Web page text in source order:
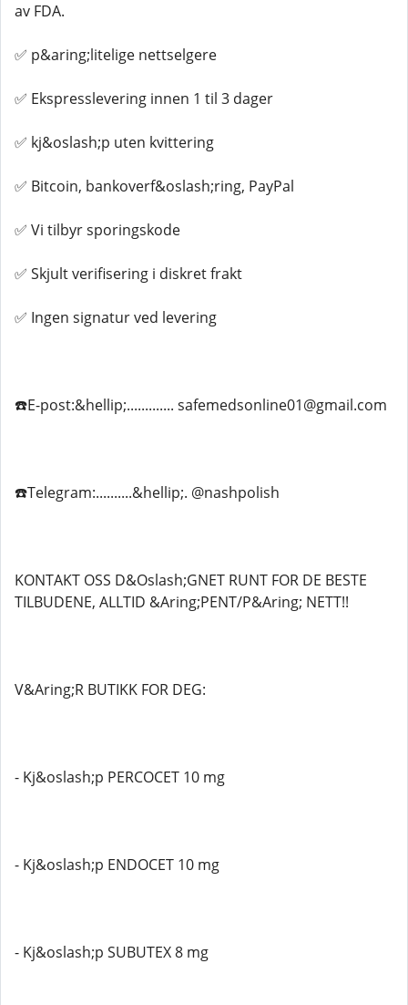
av FDA.
✅ p&aring;litelige nettselgere
✅ Ekspresslevering innen 1 til 3 dager
✅ kj&oslash;p uten kvittering
✅ Bitcoin, bankoverf&oslash;ring, PayPal
✅ Vi tilbyr sporingskode
✅ Skjult verifisering i diskret frakt
✅ Ingen signatur ved levering
☎️E-post:&hellip;............. safemedsonline01@gmail.com
☎️Telegram:..........&hellip;. @nashpolish
KONTAKT OSS D&Oslash;GNET RUNT FOR DE BESTE
TILBUDENE, ALLTID &Aring;PENT/P&Aring; NETT!!
V&Aring;R BUTIKK FOR DEG:
- Kj&oslash;p PERCOCET 10 mg
- Kj&oslash;p ENDOCET 10 mg
- Kj&oslash;p SUBUTEX 8 mg